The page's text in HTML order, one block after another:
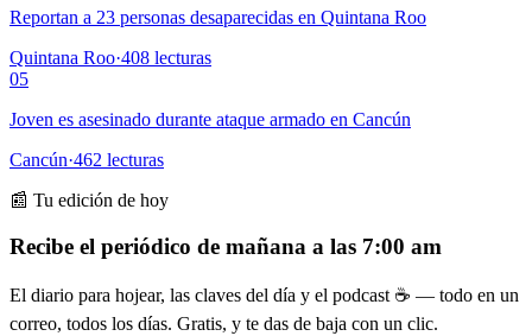
Reportan a 23 personas desaparecidas en Quintana Roo
Quintana Roo·408 lecturas
05
Joven es asesinado durante ataque armado en Cancún
Cancún·462 lecturas
📰 Tu edición de hoy
Recibe el periódico de mañana a las 7:00 am
El diario para hojear, las claves del día y el podcast ☕ — todo en un
correo, todos los días. Gratis, y te das de baja con un clic.